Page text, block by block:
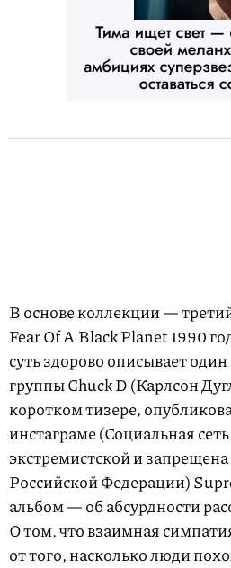
В основе коллекции —
Fear Of A Black Planet 1990
суть здорово описывает
группы Chuck D (Карлсон
коротком тизере,
инстаграме (Социальная
экстремистской и
Российской Федерации)
альбом — об абсурдности
О том, что взаимная
от того, насколько люди